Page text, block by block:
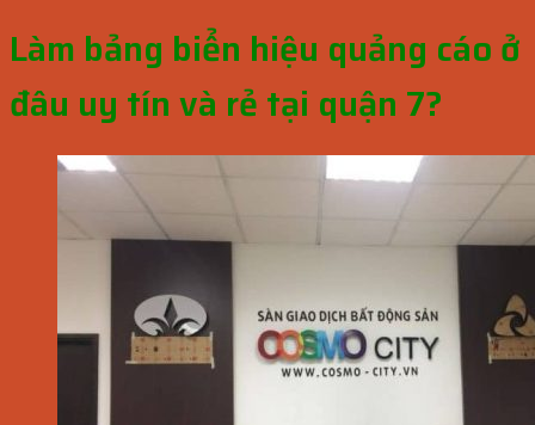
Làm bảng biển hiệu quảng cáo ở
đâu uy tín và rẻ tại quận 7?